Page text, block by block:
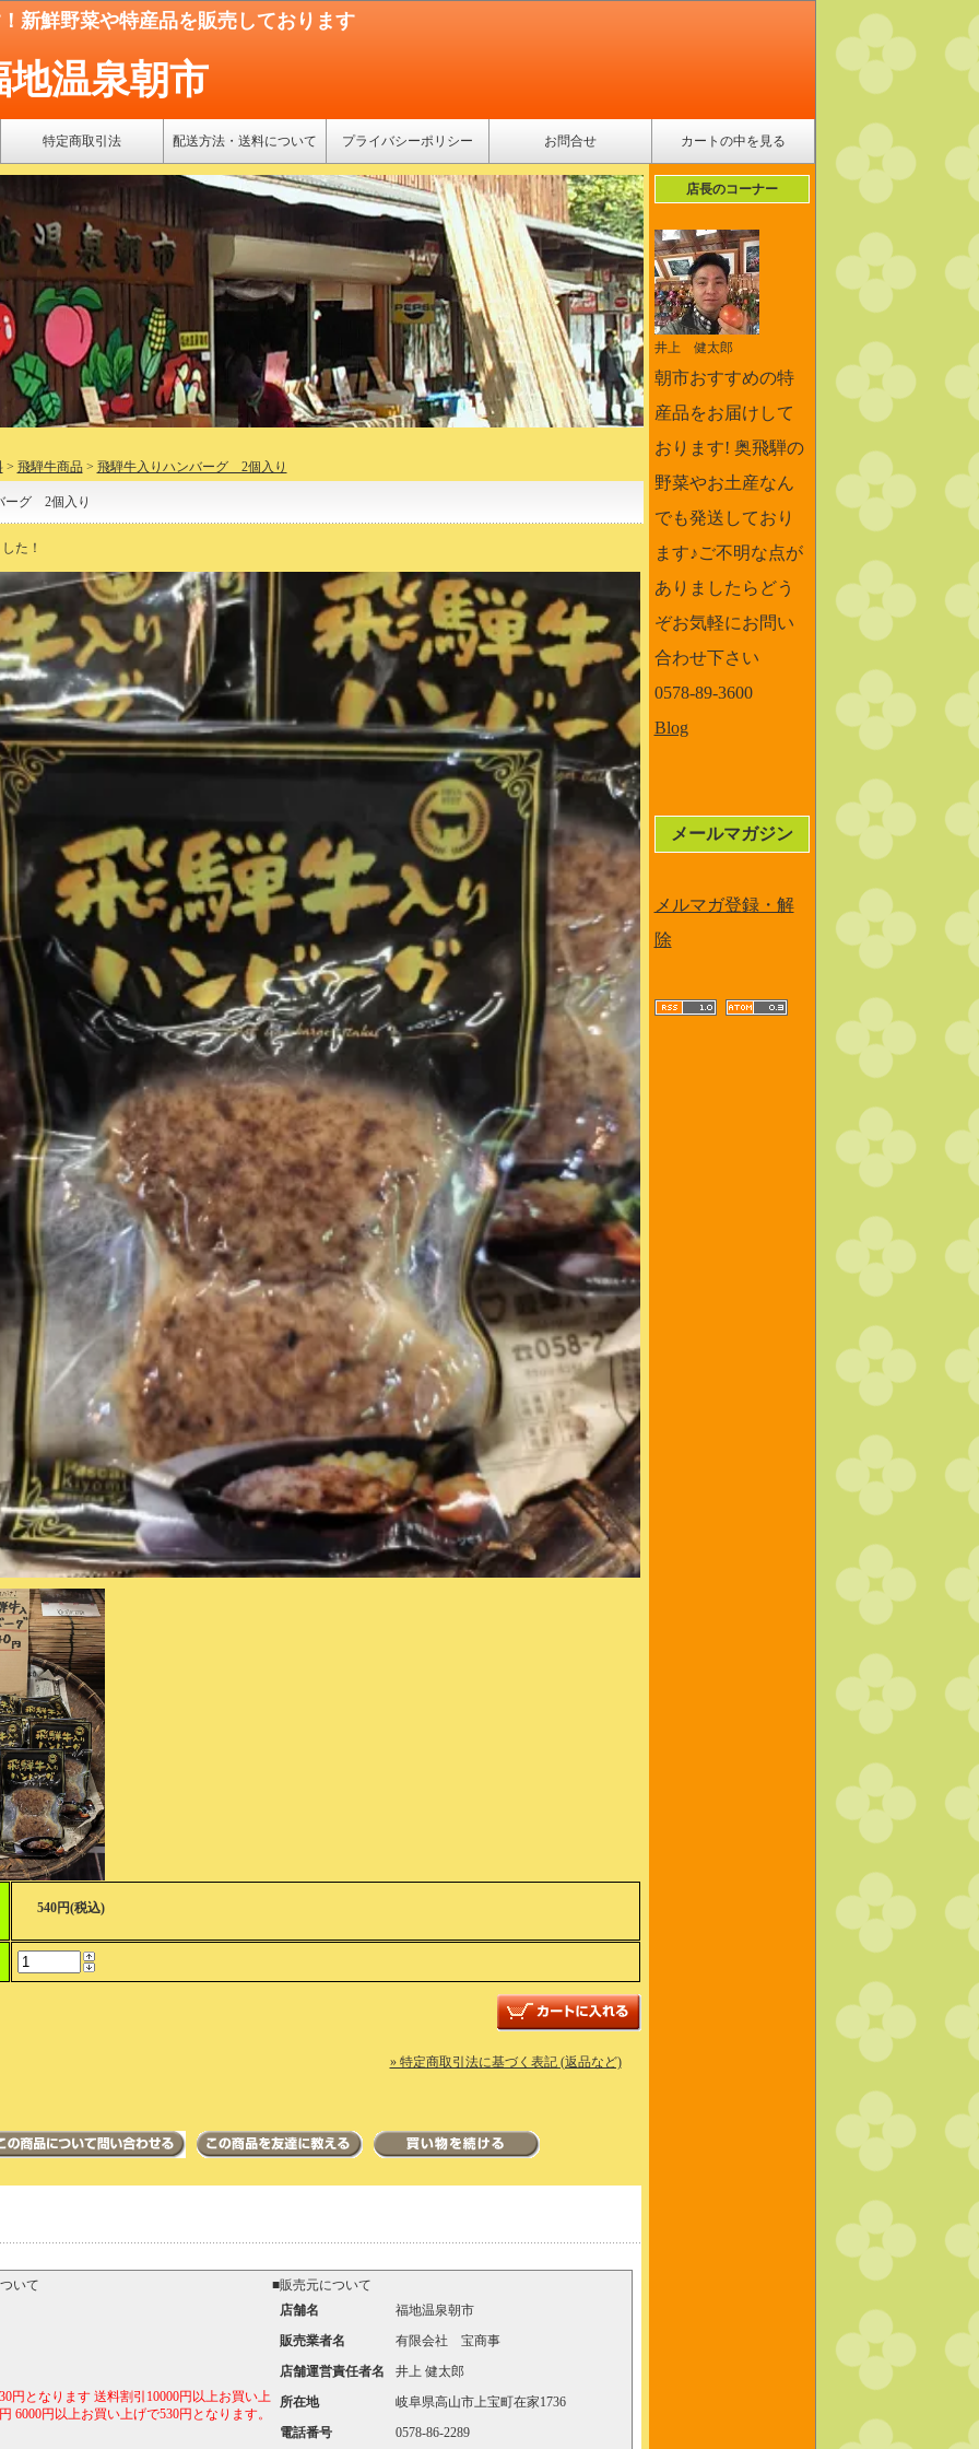
新鮮野菜や特産品を販売しております
温泉朝市
特定商取引法 配送方法・送料について プライバシーポリシー お問合せ カートの中を見る
> 飛騨牛商品 > 飛騨牛入りハンバーグ 2個入り
ーグ 2個入り
た！
540円(税込)
» 特定商取引法に基づく表記 (返品など)
いて ■販売元について
円となります 送料割引10000円以上お買い上
6000円以上お買い上げで530円となります。
店舗名
福地温泉朝市
販売業者名
有限会社 宝商事
店舗運営責任者名
井上 健太郎
所在地
岐阜県高山市上宝町在家1736
電話番号
0578-86-2289
店長のコーナー
井上 健太郎
朝市おすすめの特
産品をお届けして
おります! 奥飛騨の
野菜やお土産なん
でも発送しており
ます♪ご不明な点が
ありましたらどう
ぞお気軽にお問い
合わせ下さい
0578-89-3600
Blog
メールマガジン
メルマガ登録・解
除